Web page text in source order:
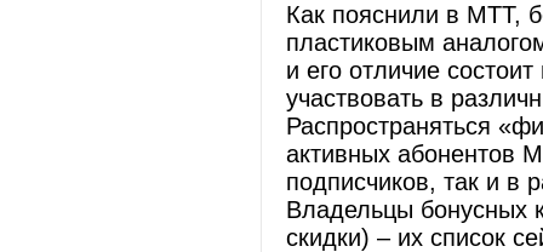
Как пояснили в МТТ,
пластиковым
и его отличие
участвовать в
Распространяться
активных абонентов
подписчиков, так и в
Владельцы бонусных
скидки) – их список